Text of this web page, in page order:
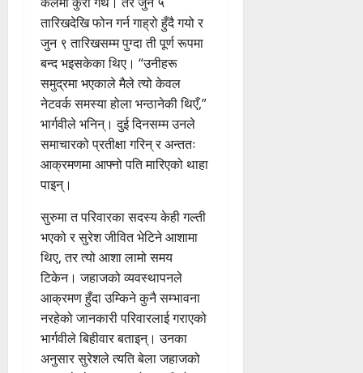
तारिखदेखि फोन गर्न गाह्रो हुँदै गयो र
जुन ९ तारिखसम्म पुग्दा ती पूर्ण रूपमा
बन्द भइसकेका थिए। “उनीहरू
समुद्रमा भएकाले मैले त्यो केवल
नेटवर्क समस्या होला भन्ठानेकी थिएँ,”
भार्गवीले भनिन्। दुई दिनसम्म उनले
समाचारको प्रतीक्षा गरिन् र अन्ततः
आक्रमणमा आफ्नो पति मारिएको थाहा
पाइन्।
सुरुमा त परिवारका सदस्य केही गल्ती
भएको र सुरेश जीवित भेटिने आशामा
थिए, तर त्यो आशा लामो समय
टिकेन। जहाजको व्यवस्थापनले
आक्रमण हुँदा उम्किने कुनै सम्भावना
नरहेको जानकारी परिवारलाई गराएको
भार्गवीले बिहीवार बताइन्। उनका
अनुसार सुरेशले त्यति बेला जहाजको